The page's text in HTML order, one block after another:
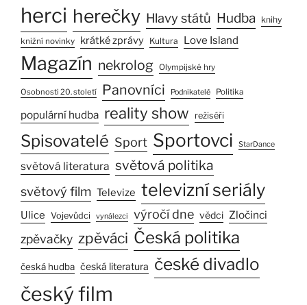
herci herečky Hlavy států Hudba knihy
knižní novinky krátké zprávy Kultura Love Island
Magazín nekrolog Olympijské hry
Osobnosti 20. století Panovníci Podnikatelé Politika
populární hudba reality show režiséři
Spisovatelé Sport Sportovci StarDance
světová literatura světová politika
světový film Televize televizní seriály
Ulice Vojevůdci vynálezci výročí dne vědci Zločinci
zpěvačky zpěváci Česká politika
česká hudba česká literatura české divadlo
český film